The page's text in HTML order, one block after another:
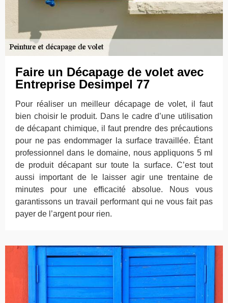
Faire un Décapage de volet avec
Entreprise Desimpel 77
Pour réaliser un meilleur décapage de volet, il faut
bien choisir le produit. Dans le cadre d’une utilisation
de décapant chimique, il faut prendre des précautions
pour ne pas endommager la surface travaillée. Étant
professionnel dans le domaine, nous appliquons 5 ml
de produit décapant sur toute la surface. C’est tout
aussi important de le laisser agir une trentaine de
minutes pour une efficacité absolue. Nous vous
garantissons un travail performant qui ne vous fait pas
payer de l’argent pour rien.